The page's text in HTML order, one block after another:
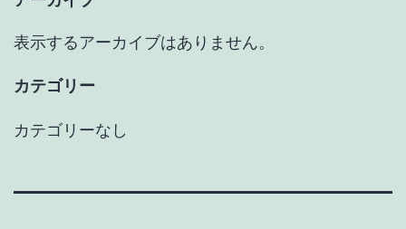
表示するアーカイブはありません。
カテゴリー
カテゴリーなし